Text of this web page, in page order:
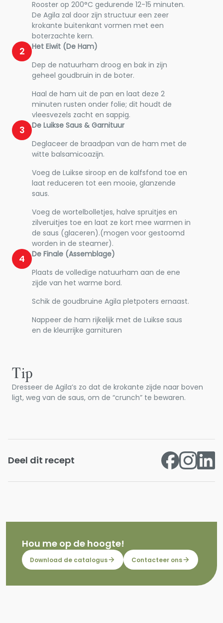
Rooster op 200°C gedurende 12-15 minuten.
De Agila zal door zijn structuur een zeer
krokante buitenkant vormen met een
boterzachte kern.
2
Het Eiwit (De Ham)
Dep de natuurham droog en bak in zijn
geheel goudbruin in de boter.
Haal de ham uit de pan en laat deze 2
minuten rusten onder folie; dit houdt de
vleesvezels zacht en sappig.
3
De Luikse Saus & Garnituur
Deglaceer de braadpan van de ham met de
witte balsamicoazijn.
Voeg de Luikse siroop en de kalfsfond toe en
laat reduceren tot een mooie, glanzende
saus.
Voeg de wortelbolletjes, halve spruitjes en
zilveruitjes toe en laat ze kort mee warmen in
de saus (glaceren).(mogen voor gestoomd
worden in de steamer).
4
De Finale (Assemblage)
Plaats de volledige natuurham aan de ene
zijde van het warme bord.
Schik de goudbruine Agila pletpoters ernaast.
Nappeer de ham rijkelijk met de Luikse saus
en de kleurrijke garnituren
Tip
Dresseer de Agila’s zo dat de krokante zijde naar boven
ligt, weg van de saus, om de “crunch” te bewaren.
Deel dit recept
Hou me op de hoogte!
Download de catalogus Contacteer ons